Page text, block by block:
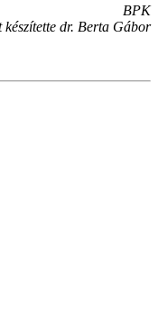
BPK
készítette dr. Berta Gábor